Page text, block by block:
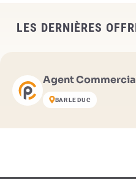
LES DERNIÈRES
Agent
BAR LE DUC